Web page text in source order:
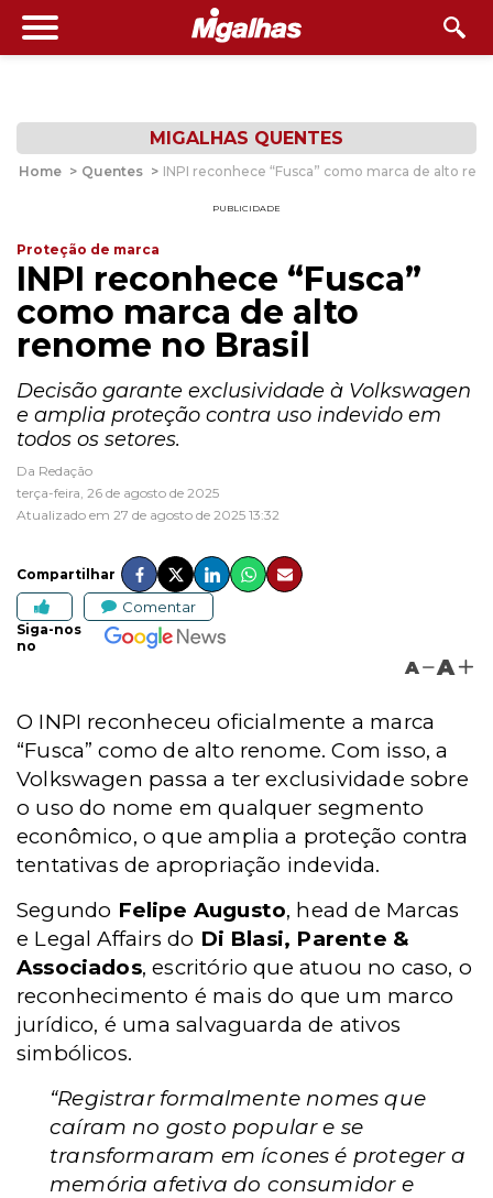
MIGALHAS QUENTES
Home > Quentes > INPI reconhece “Fusca” como marca de alto
PUBLICIDADE
Proteção de marca
INPI reconhece “Fusca”
como marca de alto
renome no Brasil
Decisão garante exclusividade à Volkswagen
e amplia proteção contra uso indevido em
todos os setores.
Da Redação
terça-feira, 26 de agosto de 2025
Atualizado em 27 de agosto de 2025 13:32
Compartilhar
Comentar
Siga-nos
no
A A
O INPI reconheceu oficialmente a marca
“Fusca” como de alto renome. Com isso, a
Volkswagen passa a ter exclusividade sobre
o uso do nome em qualquer segmento
econômico, o que amplia a proteção contra
tentativas de apropriação indevida.
Segundo Felipe Augusto, head de Marcas
e Legal Affairs do Di Blasi, Parente &
Associados, escritório que atuou no caso, o
reconhecimento é mais do que um marco
jurídico, é uma salvaguarda de ativos
simbólicos.
“Registrar formalmente nomes que
caíram no gosto popular e se
transformaram em ícones é proteger a
memória afetiva do consumidor e